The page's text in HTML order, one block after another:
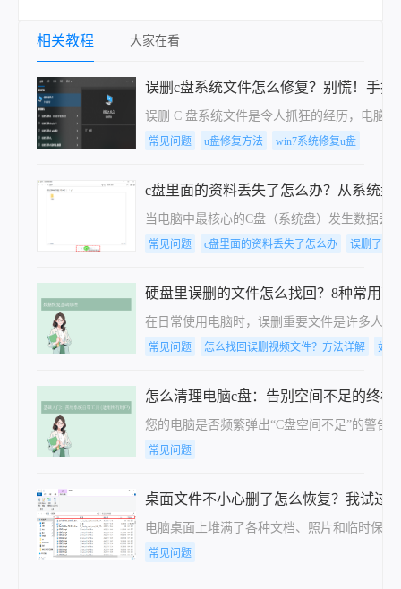
相关教程 大家在看
误删c盘系统文件怎么修复？别慌！手
误删 C 盘系统文件是令人抓狂的经历，电脑
常见问题 u盘修复方法 win7系统修复u盘
c盘里面的资料丢失了怎么办？从系统
当电脑中最核心的C盘（系统盘）发生数据丢
常见问题 c盘里面的资料丢失了怎么办 误删了c盘
硬盘里误删的文件怎么找回？8种常用高
在日常使用电脑时，误删重要文件是许多人
常见问题 怎么找回误删视频文件？方法详解 如
怎么清理电脑c盘：告别空间不足的终极
您的电脑是否频繁弹出“C盘空间不足”的警告
常见问题
桌面文件不小心删了怎么恢复？我试过
电脑桌面上堆满了各种文档、照片和临时保
常见问题